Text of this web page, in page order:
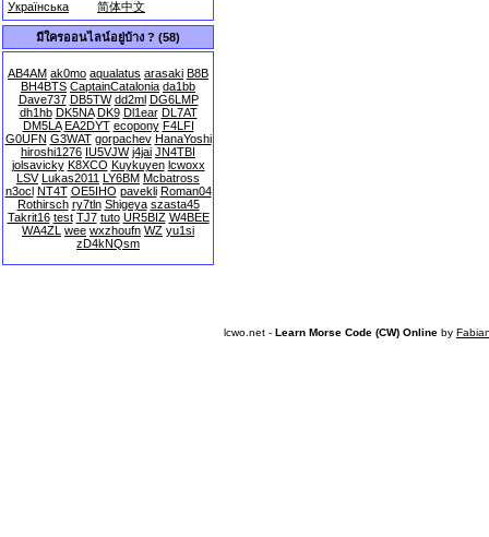
Українська
简体中文
มีใครออนไลน์อยู่บ้าง ? (58)
AB4AM ak0mo aqualatus arasaki B8B
BH4BTS CaptainCatalonia da1bb
Dave737 DB5TW dd2ml DG6LMP
dh1hb DK5NA DK9 Dl1ear DL7AT
DM5LA EA2DYT ecopony F4LFI
G0UFN G3WAT gorpachev HanaYoshi
hiroshi1276 IU5VJW j4jai JN4TBI
jolsavicky K8XCO Kuykuyen lcwoxx
LSV Lukas2011 LY6BM Mcbatross
n3ocl NT4T OE5IHO pavekli Roman04
Rothirsch ry7tln Shigeya szasta45
Takrit16 test TJ7 tuto UR5BIZ W4BEE
WA4ZL wee wxzhoufn WZ yu1si
zD4kNQsm
lcwo.net - Learn Morse Code (CW) Online by